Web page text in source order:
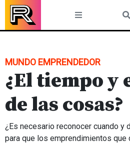
Skip
content
MUNDO EMPRENDEDOR
¿El tiempo y
de las cosas?
¿Es necesario reconocer cuando y
para que los emprendimientos